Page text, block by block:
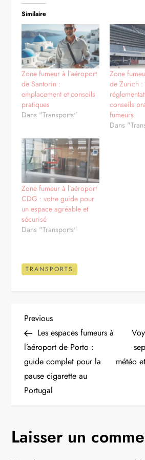
Similaire
Zone fumeur à l’aéroport
de Santorin :
emplacement et conseils
pratiques
Dans "Transports"
Zone
de Zurich :
conseils
fumeurs
Dans
Zone fumeur à l’aéroport
CDG : votre guide pour
un espace agréable et
sécurisé
Dans "Transports"
TRANSPORTS
N
a
v
i
a
Previous
Post
Previous
Les espaces fumeurs à
l’aéroport de Porto :
guide complet pour la
pause cigarette au
Portugal
météo
Laisser un